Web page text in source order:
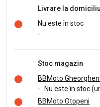
Livrare la domiciliu
Nu este în stoc
-
Stoc magazin
BBMoto Gheorgheni
-
Nu este în stoc
BBMoto Otopeni